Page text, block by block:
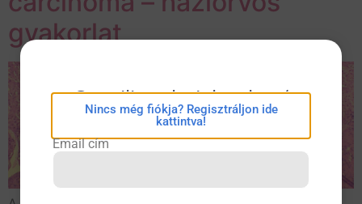
gyakorlat
eConsilium bejelentkezés
Nincs még fiókja? Regisztráljon ide
kattintva!
Email cím